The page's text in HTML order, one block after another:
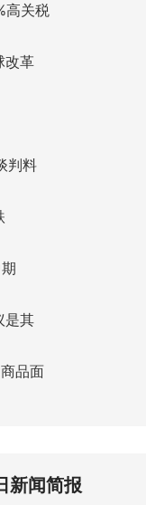
高关税
改革
判料
是其
品面
新闻简报